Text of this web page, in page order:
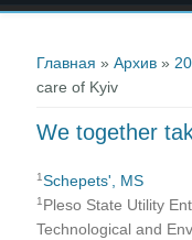
Главная »Архив »
care of Kyiv
We together
1 Schepets', MS
1 Pleso State Utility
Technological and